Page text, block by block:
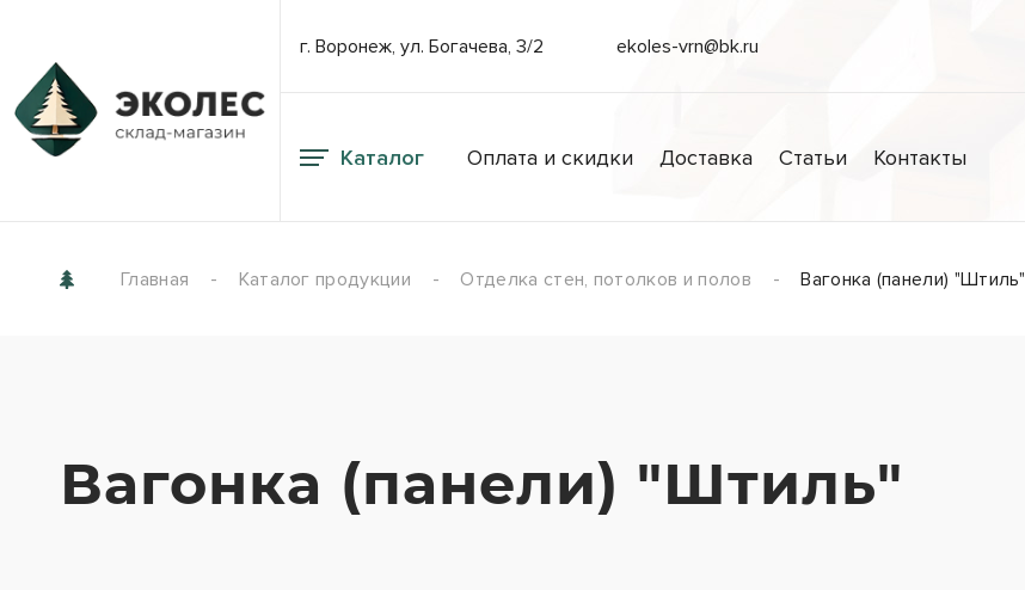
г. Воронеж, ул. Богачева, 3/2 ekoles-vrn@bk.ru
Каталог Оплата и скидки Доставка Статьи Контакты
Главная Каталог продукции Отделка стен, потолков и полов Вагонка (панели) "Штиль"
Вагонка (панели) "Штиль"